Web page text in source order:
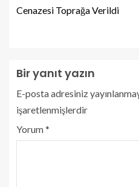
Cenazesi Toprağa Verildi
Bir yanıt yazın
E-posta adresiniz
işaretlenmişlerdir
Yorum*